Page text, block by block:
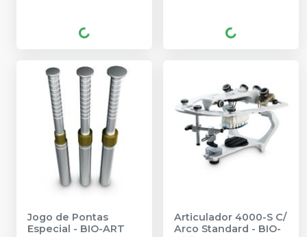
Jogo de Pontas
Especial - BIO-ART
Articulador 4000-S C/
Arco Standard - BIO-